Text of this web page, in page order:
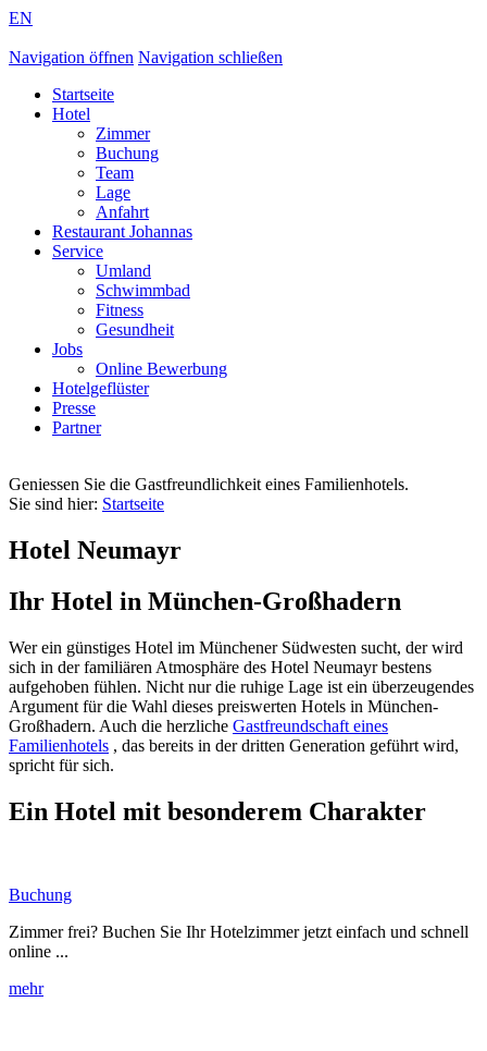
EN
Navigation öffnen Navigation schließen
Startseite
Hotel
Zimmer
Buchung
Team
Lage
Anfahrt
Restaurant Johannas
Service
Umland
Schwimmbad
Fitness
Gesundheit
Jobs
Online Bewerbung
Hotelgeflüster
Presse
Partner
Geniessen Sie die Gastfreundlichkeit eines Familienhotels.
Sie sind hier: Startseite
Hotel Neumayr
Ihr Hotel in München-Großhadern
Wer ein günstiges Hotel im Münchener Südwesten sucht, der wird
sich in der familiären Atmosphäre des Hotel Neumayr bestens
aufgehoben fühlen. Nicht nur die ruhige Lage ist ein überzeugendes
Argument für die Wahl dieses preiswerten Hotels in München-
Großhadern. Auch die herzliche Gastfreundschaft eines
Familienhotels , das bereits in der dritten Generation geführt wird,
spricht für sich.
Ein Hotel mit besonderem Charakter
Buchung
Zimmer frei? Buchen Sie Ihr Hotelzimmer jetzt einfach und schnell
online ...
mehr